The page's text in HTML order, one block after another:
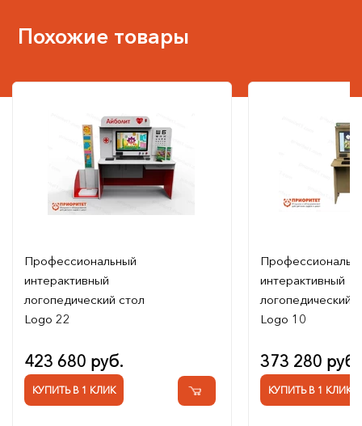
Похожие товары
Профессиональный
интерактивный
логопедический стол
Logo 22
423 680 руб.
КУПИТЬ В 1 КЛИК
интерактивный
логопедический
Logo 10
373 280 руб.
КУПИТЬ В 1 КЛИК